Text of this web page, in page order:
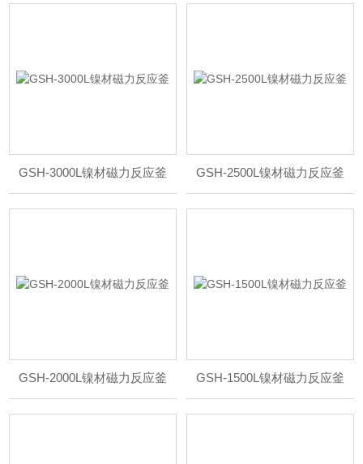
GSH-3000L镍材磁力反应釜 GSH-2500L镍材磁力反应釜
GSH-2000L镍材磁力反应釜 GSH-1500L镍材磁力反应釜